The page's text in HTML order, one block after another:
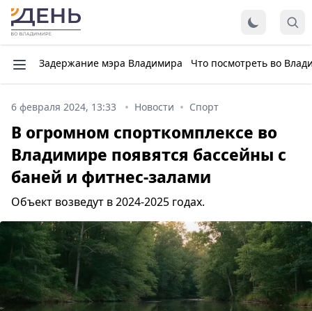
Задержание мэра Владимира Что посмотреть во
6 февраля 2024, 13:33 Новости Спорт
В огромном спорткомплексе во
Владимире появятся бассейны с
баней и фитнес-залами
Объект возведут в 2024-2025 годах.